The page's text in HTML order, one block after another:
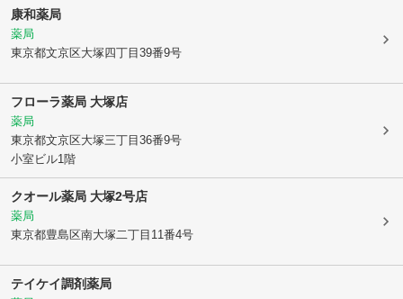
康和薬局
薬局
東京都文京区大塚四丁目39番9号
フローラ薬局 大塚店
薬局
東京都文京区大塚三丁目36番9号
小室ビル1階
クオール薬局 大塚2号店
薬局
東京都豊島区南大塚二丁目11番4号
テイケイ調剤薬局